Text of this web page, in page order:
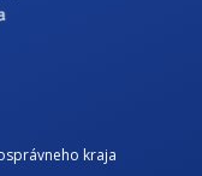
kraja